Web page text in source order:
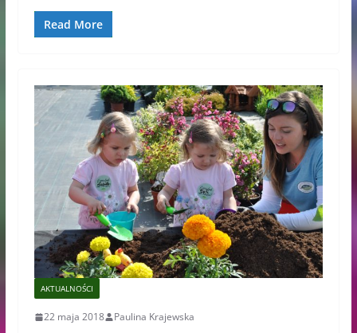
Read More
AKTUALNOŚCI
22 maja 2018 Paulina Krajewska